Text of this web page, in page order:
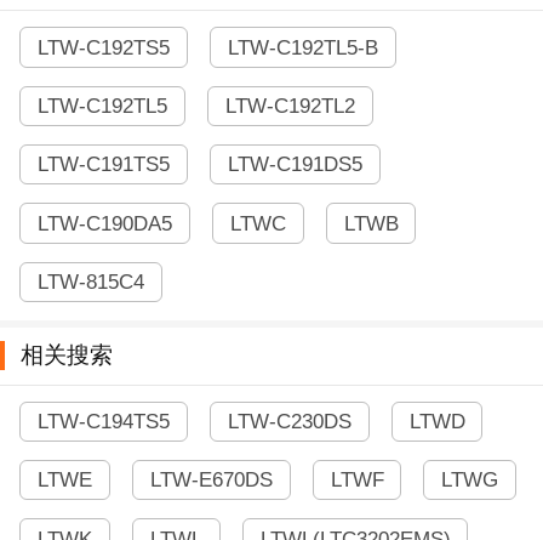
LTW-C192TS5 LTW-C192TL5-B
LTW-C192TL5 LTW-C192TL2
LTW-C191TS5 LTW-C191DS5
LTW-C190DA5 LTWC LTWB
LTW-815C4
相关搜索
LTW-C194TS5 LTW-C230DS LTWD
LTWE LTW-E670DS LTWF LTWG